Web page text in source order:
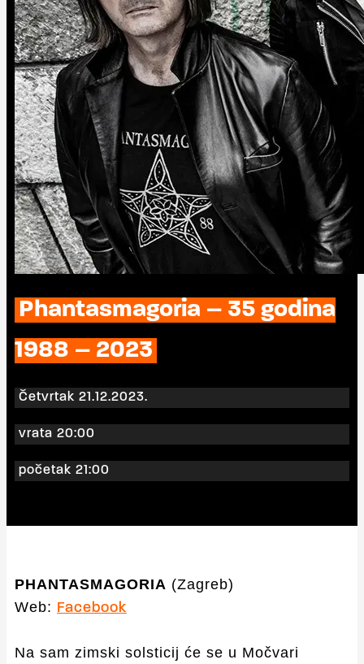
Phantasmagoria – 35 godina
1988 – 2023
Četvrtak 21.12.2023.
vrata 20:00
početak 21:00
PHANTASMAGORIA (Zagreb)
Web: Facebook
Na sam zimski solsticij će se u Močvari